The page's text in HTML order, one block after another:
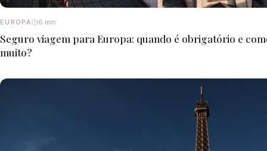
EUROPA 6 min
Seguro viagem para Europa: quando é obrigatório e
muito?